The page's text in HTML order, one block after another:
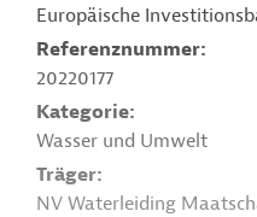
Europäische
Referenznummer
20220177
Kategorie
Wasser und Umwelt
Träger
NV Waterleiding